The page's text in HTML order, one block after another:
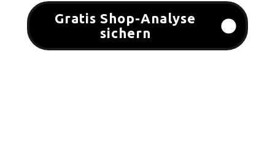
Gratis Shop-Analyse
sichern